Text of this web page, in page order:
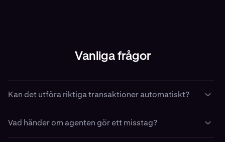
Vanliga frågor
Kan det utföra riktiga transaktioner automatiskt?
handelsbehörigheter kan din agent lägga, ändra och
annullera riktiga ordrar. Det är meningen. Börja med att
Vad händer om agenten gör ett misstag?